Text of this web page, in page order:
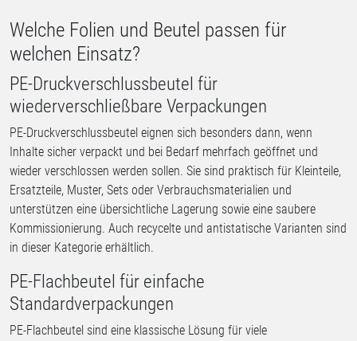
Welche Folien und Beutel passen für
welchen Einsatz?
PE-Druckverschlussbeutel für
wiederverschließbare Verpackungen
PE-Druckverschlussbeutel eignen sich besonders dann, wenn
Inhalte sicher verpackt und bei Bedarf mehrfach geöffnet und
wieder verschlossen werden sollen. Sie sind praktisch für Kleinteile,
Ersatzteile, Muster, Sets oder Verbrauchsmaterialien und
unterstützen eine übersichtliche Lagerung sowie eine saubere
Kommissionierung. Auch recycelte und antistatische Varianten sind
in dieser Kategorie erhältlich.
PE-Flachbeutel für einfache
Standardverpackungen
PE-Flachbeutel sind eine klassische Lösung für viele